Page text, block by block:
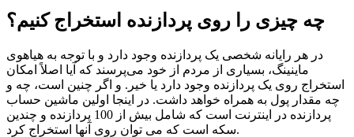
چه چیزی را روی پردازنده استخراج کنیم؟
در هر رایانه شخصی یک پردازنده وجود دارد و با توجه به هیاهوی
ماینینگ، بسیاری از مردم از خود می‌پرسند که آیا اصلاً امکان
استخراج روی یک پردازنده وجود دارد یا خیر. و اگر چنین است، چه و
چه مقدار پول به همراه خواهد داشت. در اینجا اولین ماشین حساب
پردازنده در اینترنت است که شامل بیش از 100 پردازنده و چندین
سکه است که می توان روی آنها استخراج کرد.